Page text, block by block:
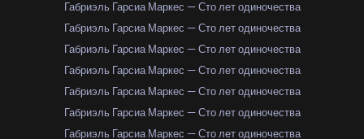
Габриэль Гарсиа Маркес — Сто лет одиночества
Габриэль Гарсиа Маркес — Сто лет одиночества
Габриэль Гарсиа Маркес — Сто лет одиночества
Габриэль Гарсиа Маркес — Сто лет одиночества
Габриэль Гарсиа Маркес — Сто лет одиночества
Габриэль Гарсиа Маркес — Сто лет одиночества
Габриэль Гарсиа Маркес — Сто лет одиночества